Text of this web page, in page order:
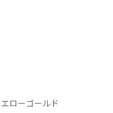
ローゴールド